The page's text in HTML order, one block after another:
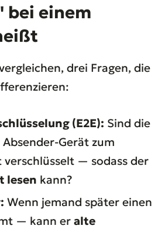
bei einem
drei Fragen, die
(E2E): Sind die
Gerät zum
verschlüsselt — sodass der
lesen kann?
Wenn jemand später einen
— kann er alte